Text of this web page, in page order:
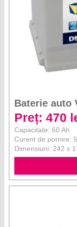
Baterie auto
Preț: 470
Capacitate: 60 Ah
Curent de pornire:
Dimensiuni: 242 x